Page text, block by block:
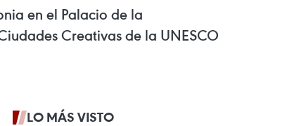
en el Palacio de la
Creativas de la UNESCO
LO MÁS VISTO